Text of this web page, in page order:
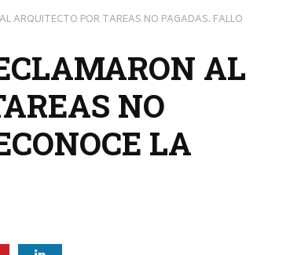
ARQUITECTO POR TAREAS NO PAGADAS. FALLO
AL
NO
LA